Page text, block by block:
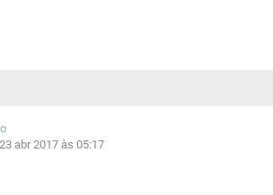
abr 2017 às 05:17